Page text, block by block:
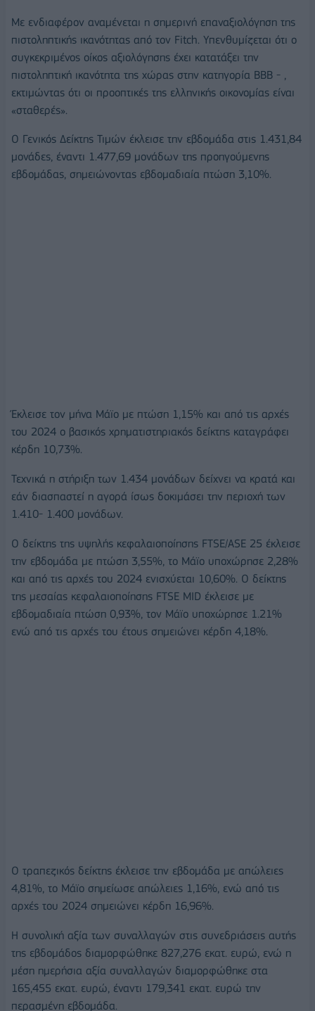
Με ενδιαφέρον αναμένεται η σημερινή επαναξιολόγηση της
πιστοληπτικής ικανότητας από τον Fitch. Υπενθυμίζεται ότι ο
συγκεκριμένος οίκος αξιολόγησης έχει κατατάξει την
πιστοληπτική ικανότητα της χώρας στην κατηγορία ΒΒΒ - ,
εκτιμώντας ότι οι προοπτικές της ελληνικής οικονομίας είναι
«σταθερές».
O Γενικός Δείκτης Τιμών έκλεισε την εβδομάδα στις 1.431,84
μονάδες, έναντι 1.477,69 μονάδων της προηγούμενης
εβδομάδας, σημειώνοντας εβδομαδιαία πτώση 3,10%.
Έκλεισε τον μήνα Μάϊο με πτώση 1,15% και από τις αρχές
του 2024 ο βασικός χρηματιστηριακός δείκτης καταγράφει
κέρδη 10,73%.
Τεχνικά η στήριξη των 1.434 μονάδων δείχνει να κρατά και
εάν διασπαστεί η αγορά ίσως δοκιμάσει την περιοχή των
1.410- 1.400 μονάδων.
Ο δείκτης της υψηλής κεφαλαιοποίησης FTSE/ASE 25 έκλεισε
την εβδομάδα με πτώση 3,55%, το Μάϊο υποχώρησε 2,28%
και από τις αρχές του 2024 ενισχύεται 10,60%. Ο δείκτης
της μεσαίας κεφαλαιοποίησης FTSE MID έκλεισε με
εβδομαδιαία πτώση 0,93%, τον Μάϊο υποχώρησε 1.21%
ενώ από τις αρχές του έτους σημειώνει κέρδη 4,18%.
Ο τραπεζικός δείκτης έκλεισε την εβδομάδα με απώλειες
4,81%, το Μάϊο σημείωσε απώλειες 1,16%, ενώ από τις
αρχές του 2024 σημειώνει κέρδη 16,96%.
Η συνολική αξία των συναλλαγών στις συνεδριάσεις αυτής
της εβδομάδος διαμορφώθηκε 827,276 εκατ. ευρώ, ενώ η
μέση ημερήσια αξία συναλλαγών διαμορφώθηκε στα
165,455 εκατ. ευρώ, έναντι 179,341 εκατ. ευρώ την
περασμένη εβδομάδα.